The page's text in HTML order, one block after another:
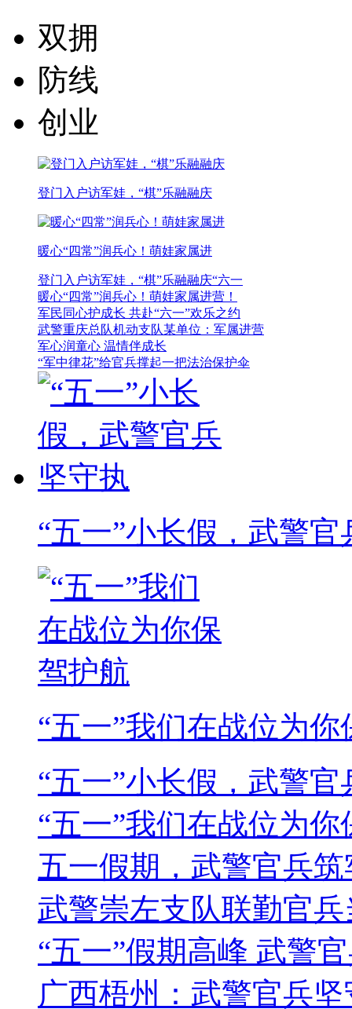
双拥
防线
创业
登门入户访军娃，“棋”乐融融庆
暖心“四常”润兵心！萌娃家属进
登门入户访军娃，“棋”乐融融庆“六一
暖心“四常”润兵心！萌娃家属进营！
军民同心护成长 共赴“六一”欢乐之约
武警重庆总队机动支队某单位：军属进营
军心润童心 温情伴成长
“军中律花”给官兵撑起一把法治保护伞
“五一”小长假，武警官
“五一”我们在战位为你
“五一”小长假，武警
“五一”我们在战位为你
五一假期，武警官兵
武警崇左支队联勤官兵
“五一”假期高峰 武警
广西梧州：武警官兵